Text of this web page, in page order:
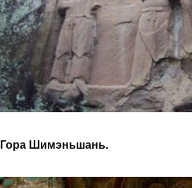
Гора Шимэньшань.